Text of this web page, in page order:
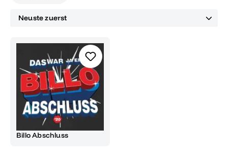
Billo Abschluss